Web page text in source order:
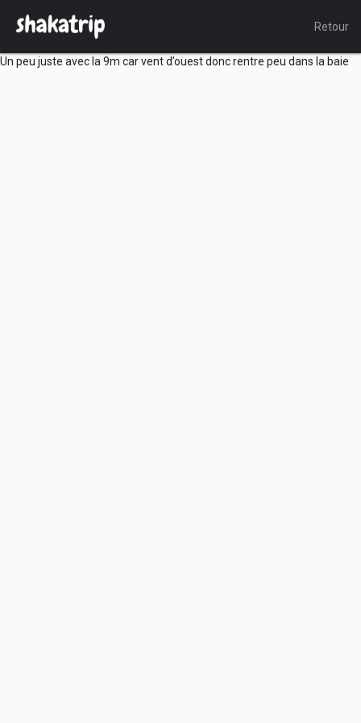
Retour
Un peu juste avec la 9m car vent d’ouest donc rentre peu dans la baie